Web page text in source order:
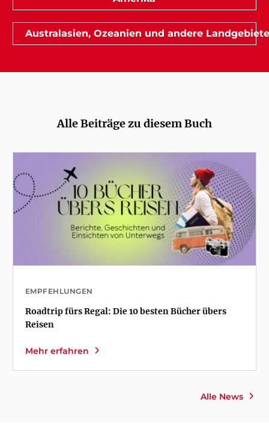
Australasien, Ozeanien und andere
Alle Beiträge zu diesem Buch
Alle News
EMPFEHLUNGEN
Roadtrip fürs Regal: Die 10 besten Bücher übers
Reisen
Mehr erfahren